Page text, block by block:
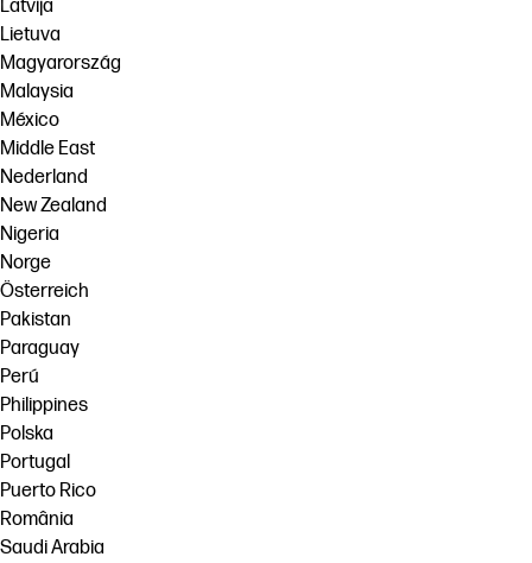
Latvija
Lietuva
Magyarország
Malaysia
México
Middle East
Nederland
New Zealand
Nigeria
Norge
Österreich
Pakistan
Paraguay
Perú
Philippines
Polska
Portugal
Puerto Rico
România
Saudi Arabia